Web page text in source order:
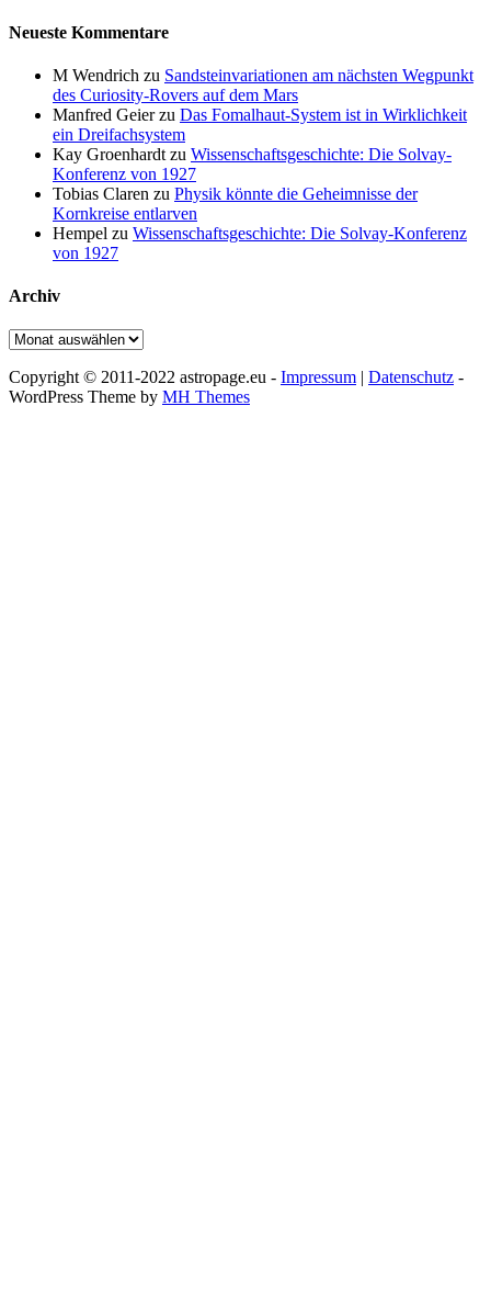
Neueste Kommentare
M Wendrich zu Sandsteinvariationen am nächsten Wegpunkt
des Curiosity-Rovers auf dem Mars
Manfred Geierzu Das Fomalhaut-System ist in Wirklichkeit
ein Dreifachsystem
Kay Groenhardt zu Wissenschaftsgeschichte: Die Solvay-
Konferenz von 1927
Tobias Claren zu Physik könnte die Geheimnisse der
Kornkreise entlarven
Hempel zu Wissenschaftsgeschichte: Die Solvay-Konferenz
von 1927
Archiv
Archiv
Copyright © 2011-2022 astropage.eu - Impressum | Datenschutz -
WordPress Theme by MH Themes